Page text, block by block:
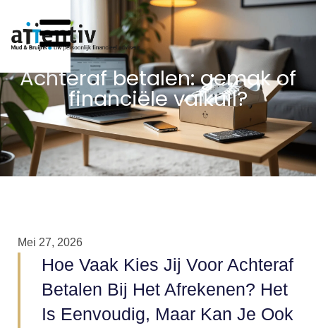
Achteraf betalen: gemak of
financiële valkuil?
Mei 27, 2026
Hoe Vaak Kies Jij Voor Achteraf
Betalen Bij Het Afrekenen? Het
Is Eenvoudig, Maar Kan Je Ook